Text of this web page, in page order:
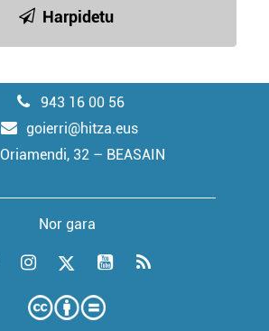
Harpidetu
943 16 00 56
goierri@hitza.eus
Oriamendi, 32 – BEASAIN
Nor gara